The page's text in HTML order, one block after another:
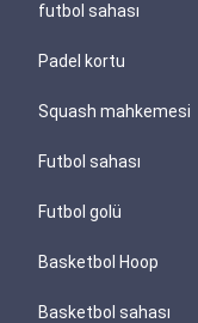
futbol sahası
Padel kortu
Squash mahkemesi
Futbol sahası
Futbol golü
Basketbol Hoop
Basketbol sahası